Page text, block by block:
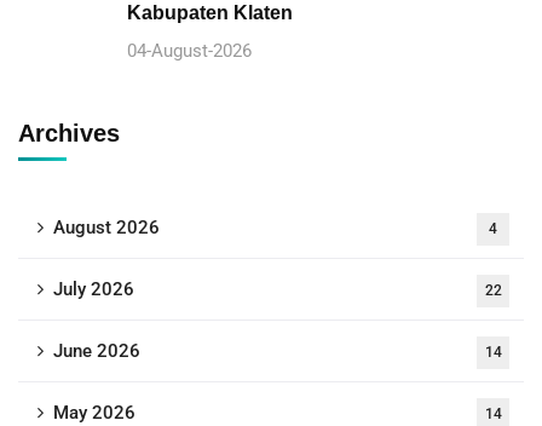
Kabupaten Klaten
04-August-2026
Archives
August 2026 4
July 2026 22
June 2026 14
May 2026 14